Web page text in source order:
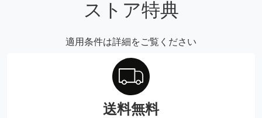
ストア特典
適用条件は詳細をご覧ください
送料無料